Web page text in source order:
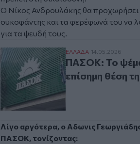
Ο Νίκος Ανδρουλάκης θα προχωρήσει
συκοφάντης και τα φερέφωνά του να
για τα ψευδή τους.
ΠΑΣΟΚ: Το ψέμα και
ΕΛΛAΔΑ 14.05.2026
ΠΑΣΟΚ: Το ψέμα
επίσημη θέση
Λίγο αργότερα, ο Αδωνις
ΠΑΣΟΚ, τονίζοντας: